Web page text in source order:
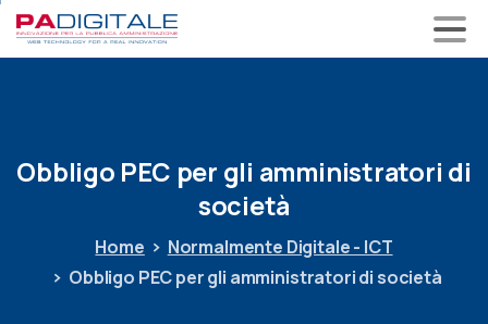
Obbligo PEC per gli amministratori di
società
Home
Normalmente Digitale - ICT
Obbligo PEC per gli amministratori di società